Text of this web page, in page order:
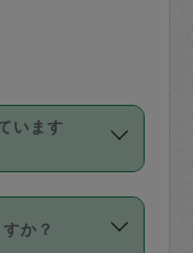
います
。3時間を
機能をご
か？